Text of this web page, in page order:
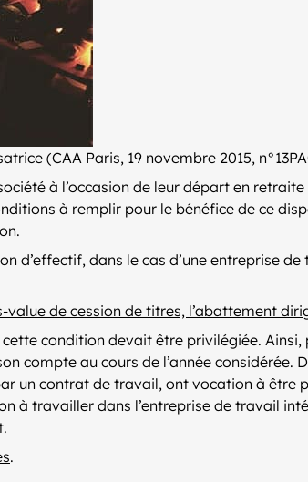
(CAA Paris, 19 novembre 2015,
à l’occasion de leur départ en
à remplir pour le bénéfice de ce
d’effectif, dans le cas d’une entreprise
value de cession de titres, l’abattement
condition devait être privilégiée.
compte au cours de l’année
un contrat de travail, ont vocation à être
à travailler dans l’entreprise de travail
.